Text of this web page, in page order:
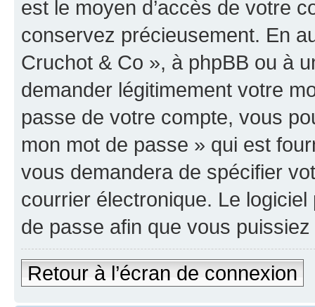
est le moyen d’accès de votre
conservez précieusement. En
Cruchot & Co », à phpBB ou à
demander légitimement votre
passe de votre compte, vous
mon mot de passe » qui est
vous demandera de spécifier
courrier électronique. Le
de passe afin que vous
Retour à l’écran de connexion